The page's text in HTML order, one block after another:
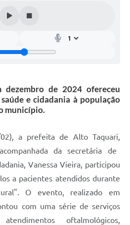
dezembro de 2024 ofereceu
e cidadania à população
município.
a prefeita de Alto Taquari,
da secretária de
Vanessa Vieira, participou
a pacientes atendidos durante
O evento, realizado em
com uma série de serviços
oftalmológicos,